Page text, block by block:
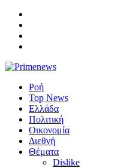
Ροή
Top News
Ελλάδα
Πολιτική
Οικονομία
Διεθνή
Θέματα
Dislike